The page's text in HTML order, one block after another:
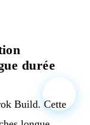
durée
Build. Cette